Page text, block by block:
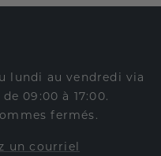
lundi au vendredi via
09:00 à 17:00.
fermés.
un courriel